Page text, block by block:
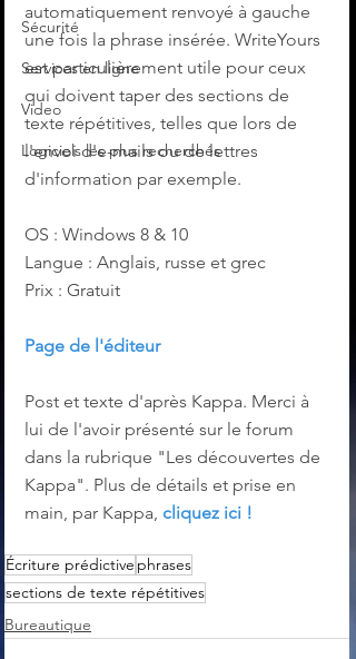
Sécurité
Services en ligne
Video
Logiciels les plus recherchés
automatiquement renvoyé à gauche
une fois la phrase insérée. WriteYours
est particulièrement utile pour ceux
qui doivent taper des sections de
texte répétitives, telles que lors de
l'envoi d'e-mails ou de lettres
d'information par exemple.
OS : Windows 8 & 10
Langue : Anglais, russe et grec
Prix : Gratuit
Page de l'éditeur
Post et texte d'après Kappa. Merci à
lui de l'avoir présenté sur le forum
dans la rubrique "Les découvertes de
Kappa". Plus de détails et prise en
main, par Kappa, cliquez ici !
Écriture prédictive phrases
sections de texte répétitives
Bureautique